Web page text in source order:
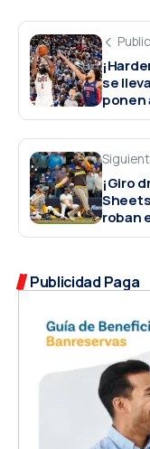
se
ponen
¡Giro
roban
Publicidad Paga